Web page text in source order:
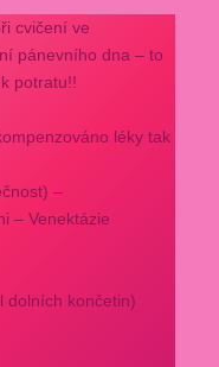
cvičení ve
pánevního dna – to
potratu!!
léky tak
–
– Venektázie
dolních končetin)